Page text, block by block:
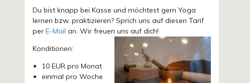
Du bist knapp bei Kasse und möchtest gern Yoga
lernen bzw. praktizieren? Sprich uns auf diesen Tarif
perE-Mail an. Wir freuen uns auf dich!
Konditionen:
10 EUR pro Monat
einmal pro Woche